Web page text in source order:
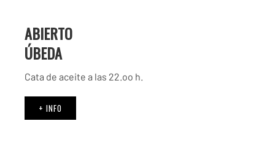
ABIERTO
ÚBEDA
Cata de aceite a las 22.oo h.
+ INFO